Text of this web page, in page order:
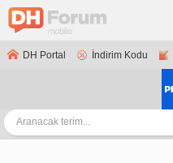
DH Portal İndirim Kodu